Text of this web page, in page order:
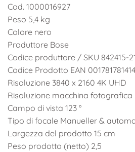
Cod. 1000016927
Peso 5,4 kg
Colore nero
Produttore Bose
Codice produttore / SKU 842415-
Codice Prodotto EAN
Risoluzione 3840 x 2160 4K UHD
Risoluzione macchina fotografica
Campo di vista 123 °
Tipo di focale Manueller &
Largezza del prodotto 15 cm
Peso prodotto (netto) 2,5